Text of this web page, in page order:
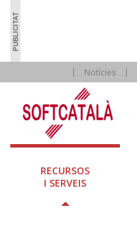
Notícies
RECURSOS
I SERVEIS